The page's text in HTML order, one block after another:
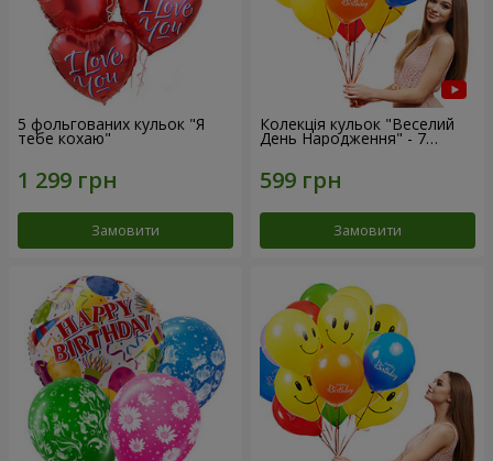
5 фольгованих кульок "Я
тебе кохаю"
Замовити
Колекція кульок "Веселий
День Народження" - 7
кульок
Замовити